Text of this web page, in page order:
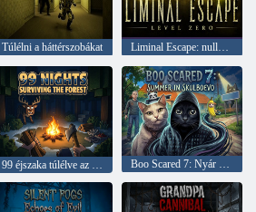
Túlélni a háttérszobákat Liminal Escape: nulladik szint
99 éjszaka túlélve az erdőt Boo Scared 7: Nyár Skulboevóban